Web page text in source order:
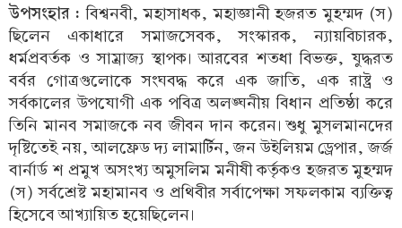
উপসংহার : বিশ্বনবী, মহাসাধক, মহাজ্ঞানী হজরত মুহম্মদ (স)
ছিলেন একাধারে সমাজসেবক, সংস্কারক, ন্যায়বিচারক,
ধর্মপ্রবর্তক ও সাম্রাজ্য স্থাপক। আরবের শতধা বিভক্ত, যুদ্ধরত
বর্বর গোত্রগুলোকে সংঘবদ্ধ করে এক জাতি, এক রাষ্ট্র ও
সর্বকালের উপযোগী এক পবিত্র অলঙ্ঘনীয় বিধান প্রতিষ্ঠা করে
তিনি মানব সমাজকে নব জীবন দান করেন। শুধু মুসলমানদের
দৃষ্টিতেই নয়, আলফ্রেড দ্য লামার্টিন, জন উইলিয়ম ড্রেপার, জর্জ
বার্নার্ড শ প্রমুখ অসংখ্য অমুসলিম মনীষী কর্তৃকও হজরত মুহম্মদ
(স) সর্বশ্রেষ্ট মহামানব ও প্রথিবীর সর্বাপেক্ষা সফলকাম ব্যক্তিত্ব
হিসেবে আখ্যায়িত হয়েছিলেন।